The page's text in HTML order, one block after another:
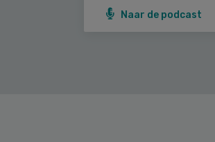
Naar de podcast